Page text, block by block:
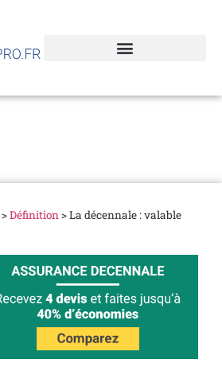
>Définition>La décennale : valable